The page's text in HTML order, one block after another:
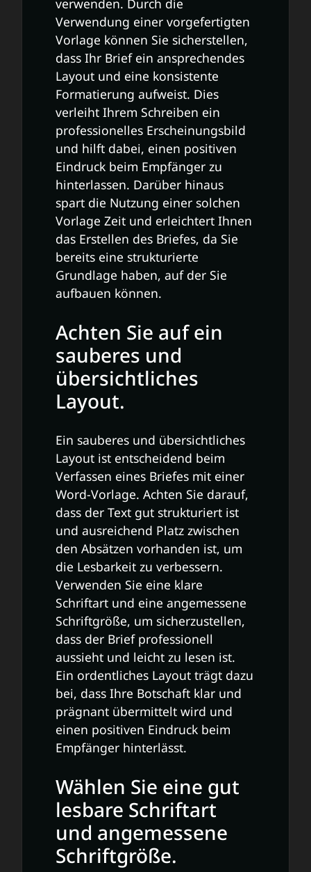
verwenden. Durch die
Verwendung einer vorgefertigten
Vorlage können Sie sicherstellen,
dass Ihr Brief ein ansprechendes
Layout und eine konsistente
Formatierung aufweist. Dies
verleiht Ihrem Schreiben ein
professionelles Erscheinungsbild
und hilft dabei, einen positiven
Eindruck beim Empfänger zu
hinterlassen. Darüber hinaus
spart die Nutzung einer solchen
Vorlage Zeit und erleichtert Ihnen
das Erstellen des Briefes, da Sie
bereits eine strukturierte
Grundlage haben, auf der Sie
aufbauen können.
Achten Sie auf ein
sauberes und
übersichtliches
Layout.
Ein sauberes und übersichtliches
Layout ist entscheidend beim
Verfassen eines Briefes mit einer
Word-Vorlage. Achten Sie darauf,
dass der Text gut strukturiert ist
und ausreichend Platz zwischen
den Absätzen vorhanden ist, um
die Lesbarkeit zu verbessern.
Verwenden Sie eine klare
Schriftart und eine angemessene
Schriftgröße, um sicherzustellen,
dass der Brief professionell
aussieht und leicht zu lesen ist.
Ein ordentliches Layout trägt dazu
bei, dass Ihre Botschaft klar und
prägnant übermittelt wird und
einen positiven Eindruck beim
Empfänger hinterlässt.
Wählen Sie eine gut
lesbare Schriftart
und angemessene
Schriftgröße.